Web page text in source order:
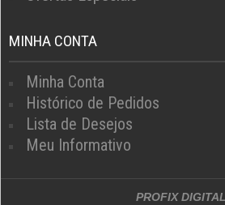
MINHA CONTA
Minha Conta
Histórico de Pedidos
Lista de Desejos
Meu Informativo
PROFIX DIGITAL